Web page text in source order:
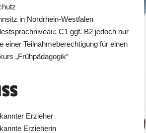
in Nordrhein-Westfalen
C1 ggf. B2 jedoch nur
einer Teilnahmeberechtigung für einen
„Frühpädagogik“
Erzieher
Erzieherin